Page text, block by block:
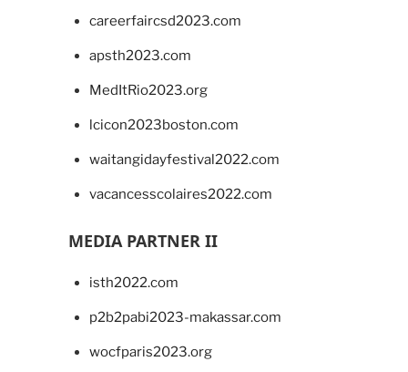
careerfaircsd2023.com
apsth2023.com
MedItRio2023.org
lcicon2023boston.com
waitangidayfestival2022.com
vacancesscolaires2022.com
MEDIA PARTNER II
isth2022.com
p2b2pabi2023-makassar.com
wocfparis2023.org